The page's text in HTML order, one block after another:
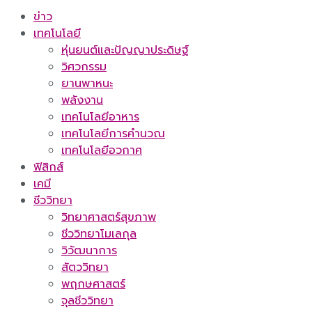
ข่าว
เทคโนโลยี
หุ่นยนต์และปัญญาประดิษฐ์
วิศวกรรม
ยานพาหนะ
พลังงาน
เทคโนโลยีอาหาร
เทคโนโลยีการคำนวณ
เทคโนโลยีอวกาศ
ฟิสิกส์
เคมี
ชีววิทยา
วิทยาศาสตร์สุขภาพ
ชีววิทยาโมเลกุล
วิวัฒนาการ
สัตววิทยา
พฤกษศาสตร์
จุลชีววิทยา